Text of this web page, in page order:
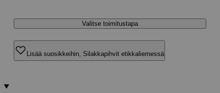
Valitse toimitustapa
Lisää suosikkeihin, Silakkapihvit etikkaliemessä